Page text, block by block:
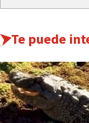
Te puede